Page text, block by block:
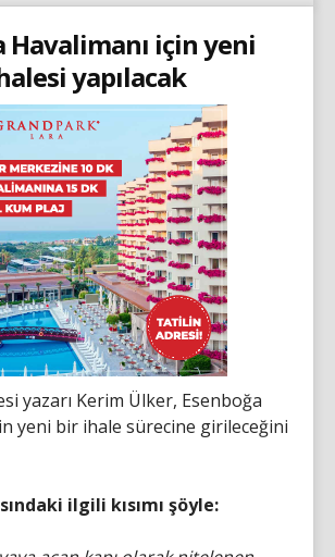
Havalimanı için yeni
yapılacak
yazarı Kerim Ülker, Esenboğa
yeni bir ihale sürecine girileceğini
ilgili kısımı şöyle: